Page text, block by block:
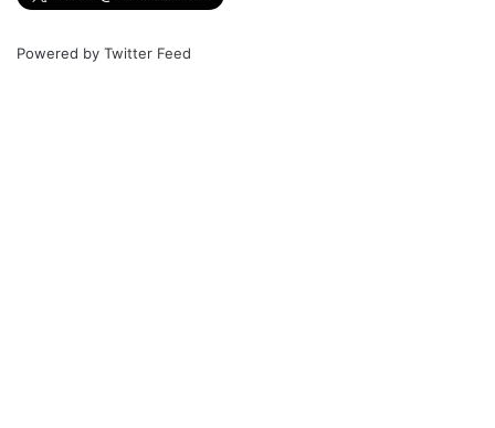
Powered by Twitter Feed